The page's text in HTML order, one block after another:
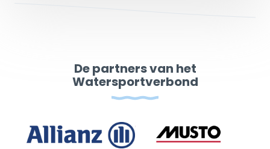
De partners van het
Watersportverbond